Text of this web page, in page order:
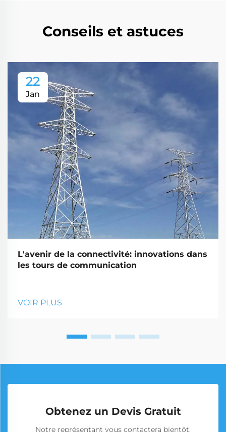
Conseils et astuces
22
Jan
L'avenir de la connectivité: innovations dans
les tours de communication
VOIR PLUS
Obtenez un Devis Gratuit
Notre représentant vous contactera bientôt.